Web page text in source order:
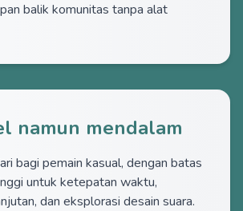
balik komunitas tanpa alat
namun mendalam
bagi pemain kasual, dengan batas
untuk ketepatan waktu,
dan eksplorasi desain suara.